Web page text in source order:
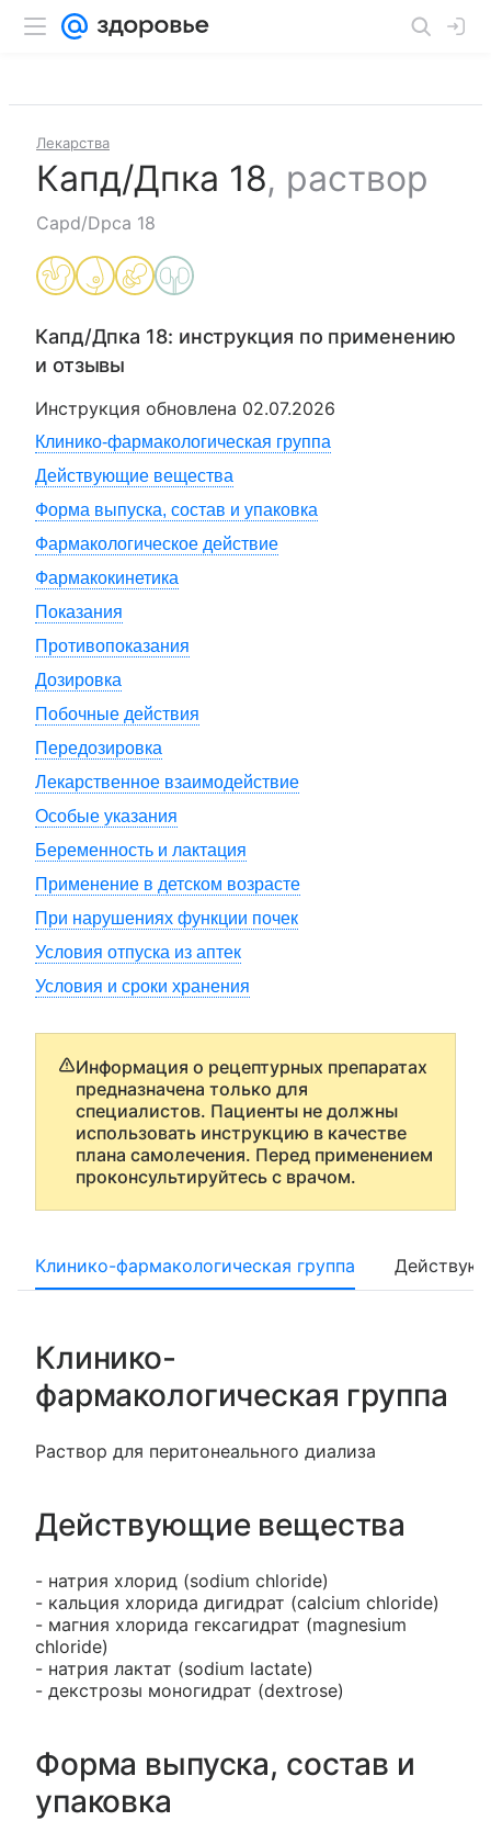
Лекарства
Капд/Дпка 18, раствор
Capd/Dpca 18
Капд/Дпка 18: инструкция по применению
и отзывы
Инструкция обновлена 02.07.2026
Клинико-фармакологическая группа
Действующие вещества
Форма выпуска, состав и упаковка
Фармакологическое действие
Фармакокинетика
Показания
Противопоказания
Дозировка
Побочные действия
Передозировка
Лекарственное взаимодействие
Особые указания
Беременность и лактация
Применение в детском возрасте
При нарушениях функции почек
Условия отпуска из аптек
Условия и сроки хранения
Информация о рецептурных препаратах
предназначена только для
специалистов. Пациенты не должны
использовать инструкцию в качестве
плана самолечения. Перед применением
проконсультируйтесь с врачом.
Клинико-фармакологическая группа
Клинико-
фармакологическая группа
Раствор для перитонеального диализа
Действующие вещества
- натрия хлорид (sodium chloride)
- кальция хлорида дигидрат (calcium chloride)
- магния хлорида гексагидрат (magnesium
chloride)
- натрия лактат (sodium lactate)
- декстрозы моногидрат (dextrose)
Форма выпуска, состав и
упаковка